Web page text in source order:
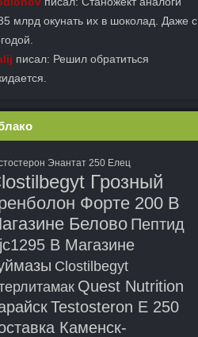
млрд окунать их в шоколад. Даже с
писал: Решил обратиться
Энантат 250 Елец
Грозный
Форте 200 В
Белово Пептид
В Магазине
Clostilbegyt
Quest Nutrition
Testosteron E 250
Каменск-